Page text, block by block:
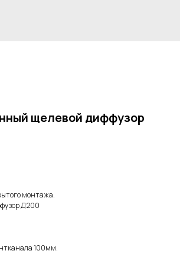
щелевой диффузор
монтажа.
Д 200
100мм.